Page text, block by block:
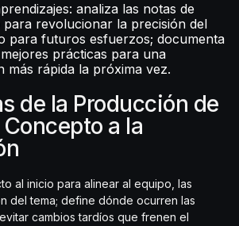
analiza las notas de
para revolucionar la precisión del
para futuros esfuerzos; documenta
prácticas para una
más rápida la próxima vez.
de la Producción de
a la
al inicio para alinear al equipo, las
del tema; define dónde ocurren las
cambios tardíos que frenen el